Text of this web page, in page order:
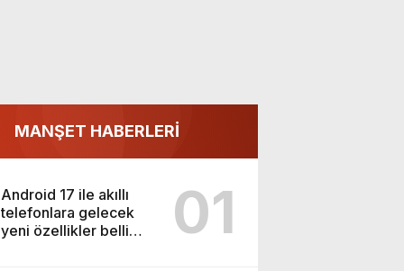
MANŞET HABERLERİ
Android 17 ile akıllı
telefonlara gelecek
yeni özellikler belli
01